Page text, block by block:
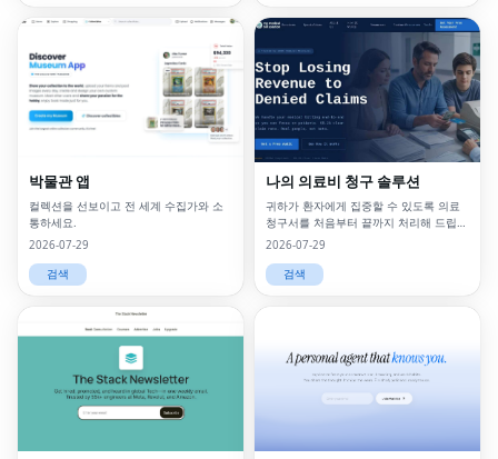
박물관 앱
컬렉션을 선보이고 전 세계 수집가와 소
통하세요.
2026-07-29
검색
나의 의료비 청구 솔루션
귀하가 환자에게 집중할 수 있도록 의료
청구서를 처음부터 끝까지 처리해 드립니
다.
2026-07-29
검색